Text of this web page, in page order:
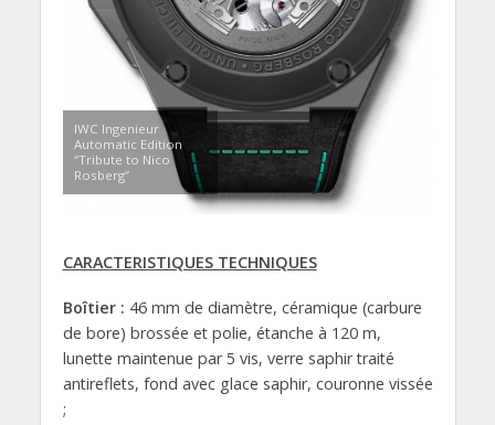
IWC Ingenieur
Automatic Edition
“Tribute to Nico
Rosberg”
CARACTERISTIQUES TECHNIQUES
Boîtier : 46 mm de diamètre, céramique (carbure
de bore) brossée et polie, étanche à 120 m,
lunette maintenue par 5 vis, verre saphir traité
antireflets, fond avec glace saphir, couronne vissée
;